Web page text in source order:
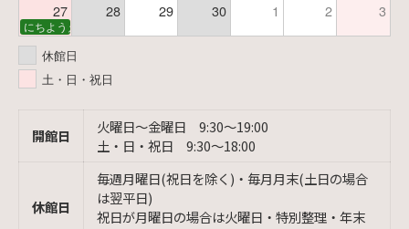
27 28 29 30 1 2 3
にちようえほん
休館日
土・日・祝日
開館日
火曜日〜金曜日 9:30〜19:00
土・日・祝日 9:30〜18:00
休館日
毎週月曜日(祝日を除く)・毎月月末(土日の場合
は翌平日)
祝日が月曜日の場合は火曜日・特別整理・年末